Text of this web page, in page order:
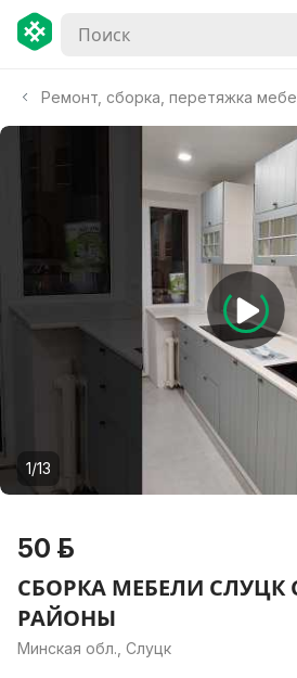
Ремонт, сборка, перетяжка
1/13
50 р.
СБОРКА МЕБЕЛИ СЛУЦК
РАЙОНЫ
Минская обл., Слуцк